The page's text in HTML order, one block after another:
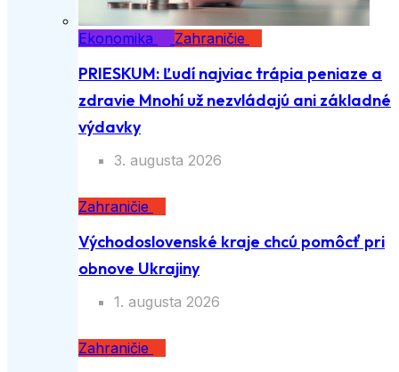
Ekonomika Zahraničie
PRIESKUM: Ľudí najviac trápia peniaze a
zdravie Mnohí už nezvládajú ani základné
výdavky
3. augusta 2026
Zahraničie
Východoslovenské kraje chcú pomôcť pri
obnove Ukrajiny
1. augusta 2026
Zahraničie